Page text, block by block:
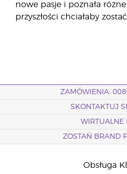
nowe pasje i poznała
przyszłości chciałaby
ZAMÓWIENIA:
SKONTAKTUJ
WIRTUALNE
ZOSTAŃ BRAND
Obsługa